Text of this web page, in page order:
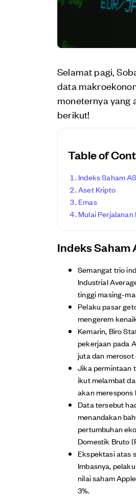
Selamat pagi,
data
moneternya yang
berikut!
Table of
Indeks Saham AS
Aset Kripto
Emas
Mulai
Indeks Saham
Semangat trio
Industrial
tinggi masing-
Pelaku pasar
mengerem
Kemarin, Biro
pekerjaan pada
juta dan merosot
Jika permintaan
ikut melambat
akan merespons
Data tersebut
menandakan
pertumbuhan
Domestik Bruto
Ekspektasi atas
Imbasnya,
nilai saham
3%.